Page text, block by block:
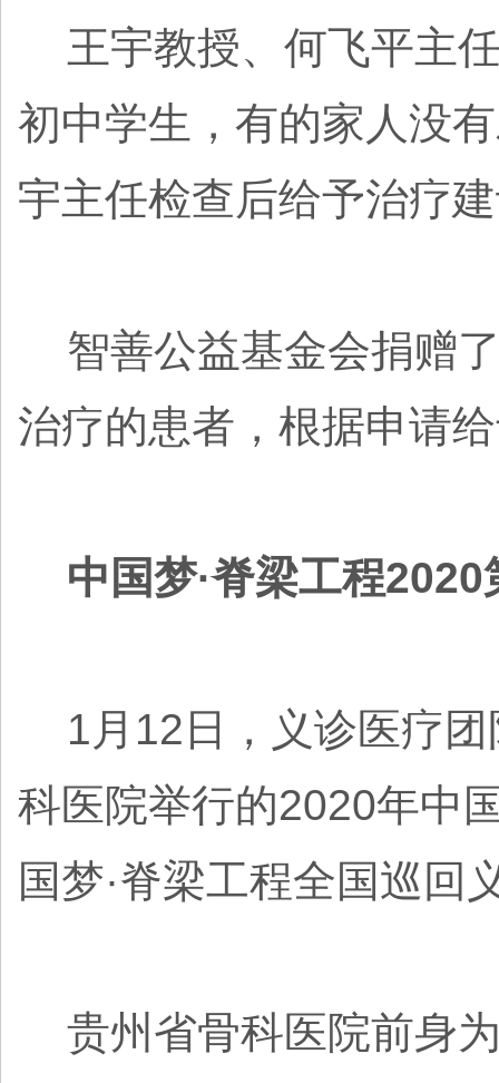
王宇教授、何飞平主
初中学生，有的家人没
宇主任检查后给予治疗
智善公益基金会捐赠
治疗的患者，根据申请
中国梦·脊梁工程
1月12日，义诊医疗团
科医院举行的2020年中
国梦·脊梁工程全国巡回
贵州省骨科医院前身